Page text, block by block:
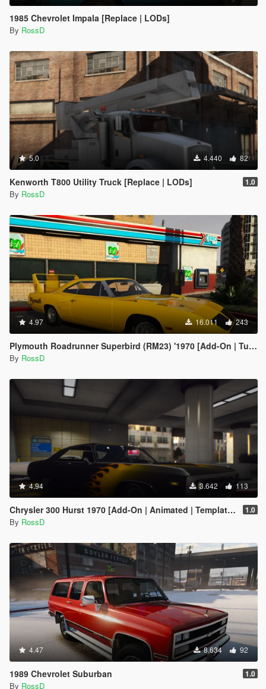
1985 Chevrolet Impala [Replace | LODs]
By RossD
5.0 4.440 82
Kenworth T800 Utility Truck [Replace | LODs] 1.0
By RossD
4.97 16.011 243
Plymouth Roadrunner Superbird (RM23) '1970 [Add-On | Tuning]
By RossD
4.94 3.642 113
Chrysler 300 Hurst 1970 [Add-On | Animated | Template | LODs] 1.0
By RossD
4.47 8.634 92
1989 Chevrolet Suburban 1.0
By RossD